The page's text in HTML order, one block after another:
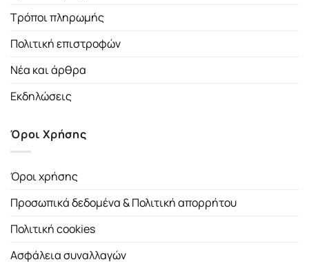
Τρόποι πληρωμής
Πολιτική επιστροφών
Νέα και άρθρα
Εκδηλώσεις
Όροι Χρήσης
Όροι χρήσης
Προσωπικά δεδομένα & Πολιτική απορρήτου
Πολιτική cookies
Ασφάλεια συναλλαγών